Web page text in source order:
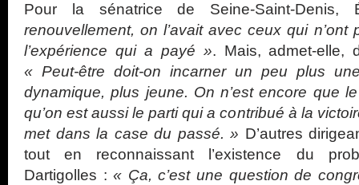
Pour la sénatrice de Seine-Saint-Denis,
renouvellement, on l’avait avec ceux qui n’ont
l’expérience qui a payé ». Mais, admet-elle,
« Peut-être doit-on incarner un peu plus
dynamique, plus jeune. On n’est encore que
qu’on est aussi le parti qui a contribué à la
met dans la case du passé. » D’autres
tout en reconnaissant l’existence du
Dartigolles :« Ça, c’est une question de